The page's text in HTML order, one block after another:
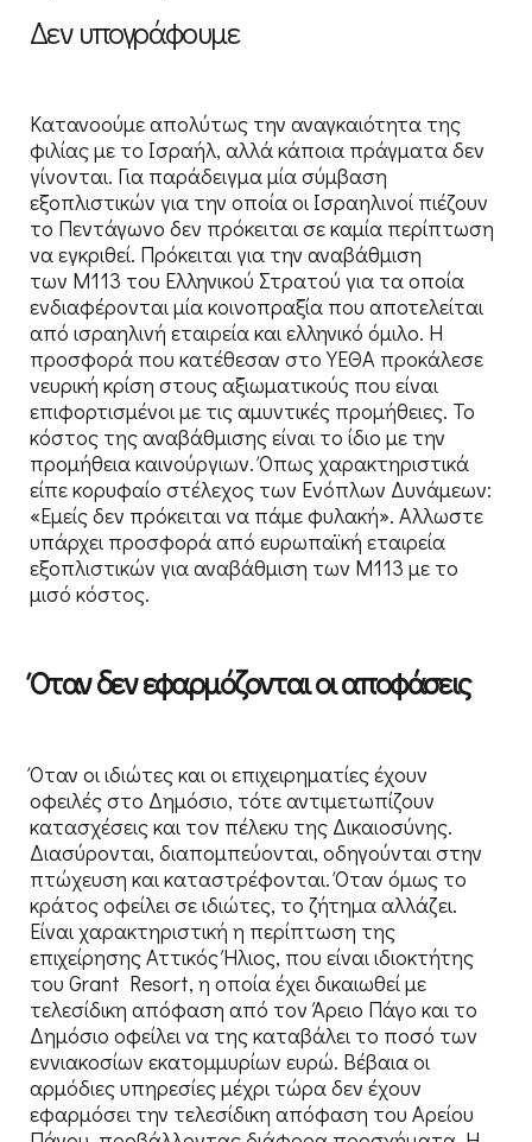
Δεν υπογράφουμε
Κατανοούμε απολύτως την αναγκαιότητα της
φιλίας με το Ισραήλ, αλλά κάποια πράγματα δεν
γίνονται. Για παράδειγμα μία σύμβαση
εξοπλιστικών για την οποία οι Ισραηλινοί πιέζουν
το Πεντάγωνο δεν πρόκειται σε καμία περίπτωση
να εγκριθεί. Πρόκειται για την αναβάθμιση
των M113 του Ελληνικού Στρατού για τα οποία
ενδιαφέρονται μία κοινοπραξία που αποτελείται
από ισραηλινή εταιρεία και ελληνικό όμιλο. Η
προσφορά που κατέθεσαν στο ΥΕΘΑ προκάλεσε
νευρική κρίση στους αξιωματικούς που είναι
επιφορτισμένοι με τις αμυντικές προμήθειες. Το
κόστος της αναβάθμισης είναι το ίδιο με την
προμήθεια καινούργιων. Όπως χαρακτηριστικά
είπε κορυφαίο στέλεχος των Ενόπλων Δυνάμεων:
«Εμείς δεν πρόκειται να πάμε φυλακή». Αλλωστε
υπάρχει προσφορά από ευρωπαϊκή εταιρεία
εξοπλιστικών για αναβάθμιση των Μ113 με το
μισό κόστος.
Όταν δεν εφαρμόζονται οι αποφάσεις
Όταν οι ιδιώτες και οι επιχειρηματίες έχουν
οφειλές στο Δημόσιο, τότε αντιμετωπίζουν
κατασχέσεις και τον πέλεκυ της Δικαιοσύνης.
Διασύρονται, διαπομπεύονται, οδηγούνται στην
πτώχευση και καταστρέφονται. Όταν όμως το
κράτος οφείλει σε ιδιώτες, το ζήτημα αλλάζει.
Είναι χαρακτηριστική η περίπτωση της
επιχείρησης Αττικός Ήλιος, που είναι ιδιοκτήτης
του Grant Resort, η οποία έχει δικαιωθεί με
τελεσίδικη απόφαση από τον Άρειο Πάγο και το
Δημόσιο οφείλει να της καταβάλει το ποσό των
εννιακοσίων εκατομμυρίων ευρώ. Βέβαια οι
αρμόδιες υπηρεσίες μέχρι τώρα δεν έχουν
εφαρμόσει την τελεσίδικη απόφαση του Αρείου